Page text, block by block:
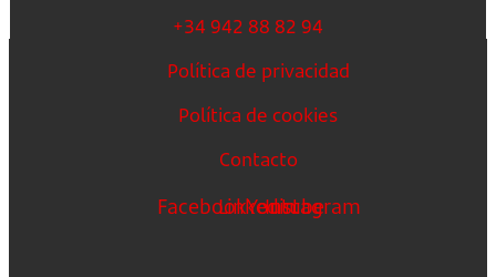
+34 942 88 82 94
Política de privacidad
Política de cookies
Contacto
FacebookLinkedin
Youtube
Instagram